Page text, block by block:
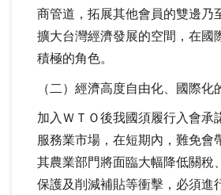
商管道，拓展其他會員的雙邊乃
擴大台灣經濟發展的空間，在國
積極的角色。
（二）經濟高度自由化、國際化
加入ＷＴＯ後我國須履行入會承
服務業市場，在短期內，難免會
其農業部門將面臨大幅降低關稅
保護及削減補貼等衝擊，必須進